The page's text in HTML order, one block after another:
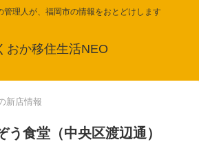
管理人が、福岡市の情報をおとどけします
おか移住生活NEO
新店情報
う食堂（中央区渡辺通）